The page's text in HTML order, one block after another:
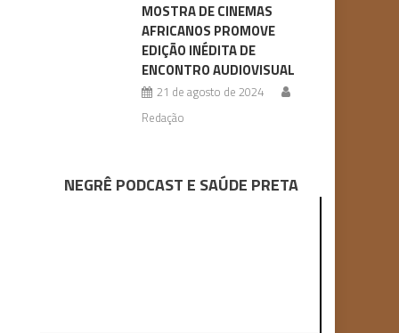
MOSTRA DE CINEMAS
AFRICANOS PROMOVE
EDIÇÃO INÉDITA DE
ENCONTRO AUDIOVISUAL
21 de agosto de 2024
Redação
NEGRÊ PODCAST E SAÚDE PRETA